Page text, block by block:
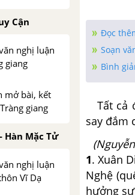
Cận
nghị luận
giang
mở bài, kết
giang
Hàn Mặc Tử
nghị luận
Vĩ Dạ
Đọc
Soạn
Bình
Tất cả
say đắm
1. Xuân
Nghệ
hưởng